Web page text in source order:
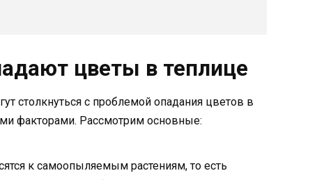
цветы в теплице
столкнуться с проблемой опадания цветов в
факторами. Рассмотрим основные:
к самоопыляемым растениям, то есть